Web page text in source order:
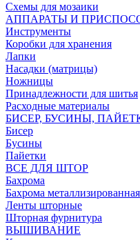
Схемы для мозаики
АППАРАТЫ И
Инструменты
Коробки для хранения
Лапки
Насадки (матрицы)
Ножницы
Принадлежности для шитья
Расходные материалы
БИСЕР, БУСИНЫ,
Бисер
Бусины
Пайетки
ВСЕ ДЛЯ ШТОР
Бахрома
Бахрома металлизированная
Ленты шторные
Шторная фурнитура
ВЫШИВАНИЕ